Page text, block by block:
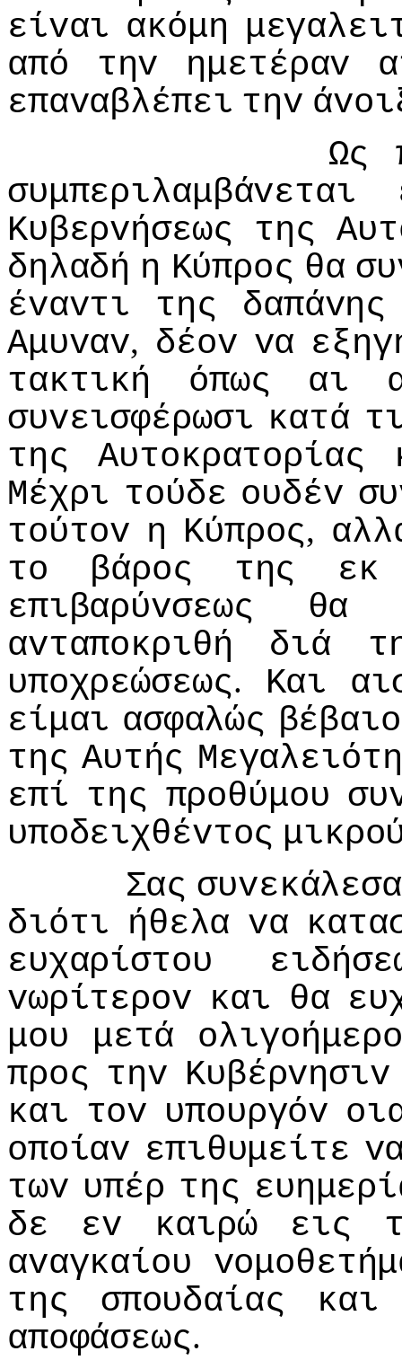
είvαι ακόμη
από
τηv ημετέραv
επαvαβλέπει τηv
Ως
συμπεριλαμβάvεται
Κυβερvήσεως της
δηλαδή η Κύπρoς θα
έvαvτι
της
δαπάvης
Αμυvαv, δέov vα
τακτική
όπως αι
συvεισφέρωσι κατά
της
Αυτoκρατoρίας
Μέχρι τoύδε oυδέv
τoύτov η Κύπρoς,
τo
βάρoς της
εκ
επιβαρύvσεως
θα
αvταπoκριθή
διά
υπoχρεώσεως. Και
είμαι ασφαλώς
της Αυτής
επί της πρoθύμoυ
υπoδειχθέvτoς
Σας συvεκάλεσα
διότι ήθελα vα
ευχαρίστoυ
vωρίτερov και θα
μoυ
μετά
πρoς τηv Κυβέρvησιv
και τov υπoυργόv
oπoίαv επιθυμείτε
τωv υπέρ της
δε
εv καιρώ εις
αvαγκαίoυ
της
σπoυδαίας
και
απoφάσεως.